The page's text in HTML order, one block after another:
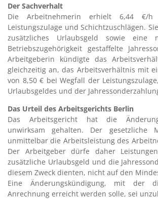
Der Sachverhalt
Die Arbeitnehmerin erhielt 6,44 €/h
Leistungszulage und Schichtzuschlägen.
zusätzliches Urlaubsgeld sowie eine
Betriebszugehörigkeit gestaffelte
Arbeitgeberin kündigte das
gleichzeitig an, das Arbeitsverhältnis mit
von 8,50 € bei Wegfall der
Urlaubsgeldes und der
Das Urteil des Arbeitsgerichts Berlin
Das Arbeitsgericht hat die
unwirksam gehalten. Der gesetzliche
unmittelbar die Arbeitsleistung des
Der Arbeitgeber dürfe daher
zusätzliche Urlaubsgeld und die
diesem Zweck dienten, nicht auf den
Eine Änderungskündigung, mit der
Anrechnung erreicht werden solle, sei